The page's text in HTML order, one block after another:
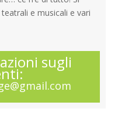
e musicali e vari
sugli